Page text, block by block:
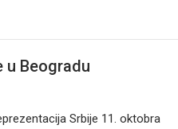
u Beogradu
Srbije 11. oktobra